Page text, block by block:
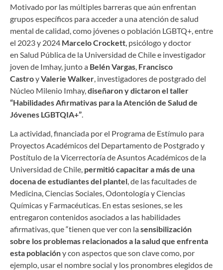
Motivado por las múltiples barreras que aún enfrentan
grupos específicos para acceder a una atención de salud
mental de calidad, como jóvenes o población LGBTQ+, entre
el 2023 y 2024 Marcelo Crockett , psicólogo y doctor
en Salud Pública de la Universidad de Chile e investigador
joven de Imhay, junto a Belén Vargas Francisco
CastroyValerie Walker , investigadores de postgrado del
Núcleo Milenio Imhay, diseñaron y dictaron el taller
“Habilidades Afirmativas para la Atención de Salud de
Jóvenes LGBTQIA+”
La actividad, financiada por el Programa de Estímulo para
Proyectos Académicos del Departamento de Postgrado y
Postítulo de la Vicerrectoría de Asuntos Académicos de la
Universidad de Chile, permitió capacitar a más de una
docena de estudiantes del plantel, de las facultades de
Medicina, Ciencias Sociales, Odontología y Ciencias
Químicas y Farmacéuticas. En estas sesiones, se les
entregaron contenidos asociados a las habilidades
afirmativas, que “tienen que ver con lasensibilización
sobre los problemas relacionados a la salud que enfrenta
esta poblacióny con aspectos que son clave como, por
ejemplo, usar el nombre social y los pronombres elegidos de